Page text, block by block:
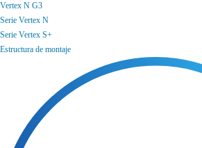
Vertex N G3
Serie Vertex N
Serie Vertex S+
Estructura de montaje